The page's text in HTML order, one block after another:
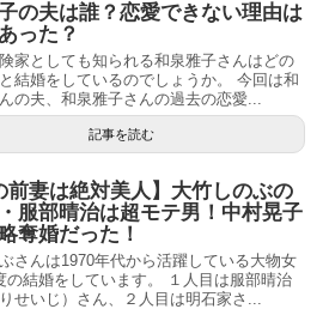
の夫は誰？恋愛できない理由は
った？
家としても知られる和泉雅子さんはどの
結婚をしているのでしょうか。 今回は和
の夫、和泉雅子さんの過去の恋愛...
記事を読む
前妻は絶対美人】大竹しのぶの
服部晴治は超モテ男！中村晃子
奪婚だった！
さんは1970年代から活躍している大物女
の結婚をしています。 １人目は服部晴治
りせいじ）さん、２人目は明石家さ...